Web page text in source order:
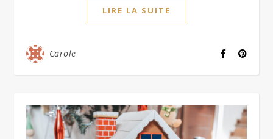
LIRE LA SUITE
Carole